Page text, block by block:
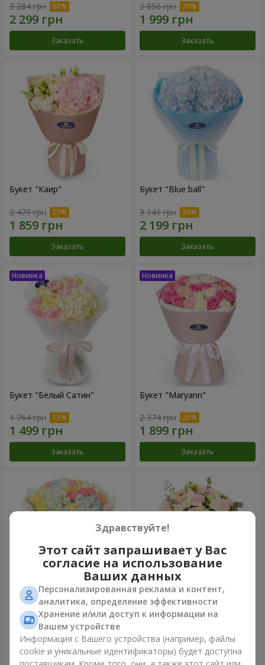
3 284 грн
Заказать
2 856 грн
Заказать
Букет "Каир"
2 479 грн
Заказать
Букет "Blue ball"
3 141 грн
Заказать
Букет "Белый Сатин"
1 764 грн
Заказать
Букет "Maryann"
2 374 грн
Заказать
Букет "Небесная лазурь"
4 860 грн
Заказать
Букет "Secret"
Заказать
Здравствуйте!
Этот сайт запрашивает у Вас
согласие на использование
Ваших данных
Персонализированная реклама и контент,
аналитика, определение эффективности
Хранение и/или доступ к информации на
Вашем устройстве
Информация с Вашего устройства (например, файлы
cookie и уникальные идентификаторы) будет доступна